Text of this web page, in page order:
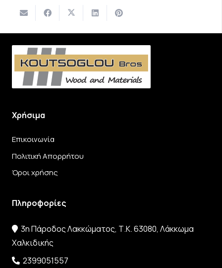
Χρήσιμα
Επικοινωνία
Πολιτική Απορρήτου
Όροι χρήσης
Πληροφορίες
3η Πάροδος Λακκώματος, Τ.Κ. 63080, Λάκκωμα
Χαλκιδικής
2399051557